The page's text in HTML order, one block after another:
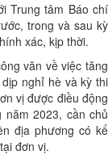
Trung tâm Báo chí
trong và sau kỳ
xác, kịp thời.
văn về việc tăng
nghỉ hè và kỳ thi
vị được điều động
2023, cần chủ
địa phương có kế
đơn vị.